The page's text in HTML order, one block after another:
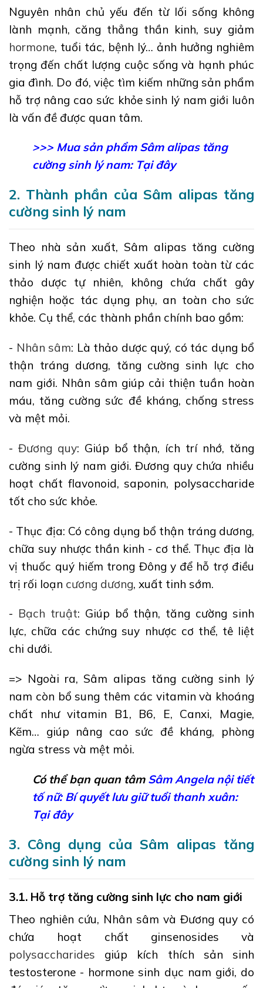
Nguyên nhân chủ yếu đến từ lối sống không
lành mạnh, căng thẳng thần kinh, suy giảm
hormone, tuổi tác, bệnh lý… ảnh hưởng nghiêm
trọng đến chất lượng cuộc sống và hạnh phúc
gia đình. Do đó, việc tìm kiếm những sản phẩm
hỗ trợ nâng cao sức khỏe sinh lý nam giới luôn
là vấn đề được quan tâm.
>>> Mua sản phẩm Sâm alipas tăng
cường sinh lý nam: Tại đây
2. Thành phần của Sâm alipas tăng
cường sinh lý nam
Theo nhà sản xuất, Sâm alipas tăng cường
sinh lý nam được chiết xuất hoàn toàn từ các
thảo dược tự nhiên, không chứa chất gây
nghiện hoặc tác dụng phụ, an toàn cho sức
khỏe. Cụ thể, các thành phần chính bao gồm:
- Nhân sâm: Là thảo dược quý, có tác dụng bổ
thận tráng dương, tăng cường sinh lực cho
nam giới. Nhân sâm giúp cải thiện tuần hoàn
máu, tăng cường sức đề kháng, chống stress
và mệt mỏi.
- Đương quy: Giúp bổ thận, ích trí nhớ, tăng
cường sinh lý nam giới. Đương quy chứa nhiều
hoạt chất flavonoid, saponin, polysaccharide
tốt cho sức khỏe.
- Thục địa: Có công dụng bổ thận tráng dương,
chữa suy nhược thần kinh - cơ thể. Thục địa là
vị thuốc quý hiếm trong Đông y để hỗ trợ điều
trị rối loạn cương dương, xuất tinh sớm.
- Bạch truật: Giúp bổ thận, tăng cường sinh
lực, chữa các chứng suy nhược cơ thể, tê liệt
chi dưới.
=> Ngoài ra, Sâm alipas tăng cường sinh lý
nam còn bổ sung thêm các vitamin và khoáng
chất như vitamin B1, B6, E, Canxi, Magie,
Kẽm… giúp nâng cao sức đề kháng, phòng
ngừa stress và mệt mỏi.
Có thể bạn quan tâmSâm Angela nội tiết
tố nữ: Bí quyết lưu giữ tuổi thanh xuân:
Tại đây
3. Công dụng của Sâm alipas tăng
cường sinh lý nam
3.1. Hỗ trợ tăng cường sinh lực cho nam giới
Theo nghiên cứu, Nhân sâm và Đương quy có
chứa hoạt chất ginsenosides và
polysaccharides giúp kích thích sản sinh
testosterone - hormone sinh dục nam giới, do